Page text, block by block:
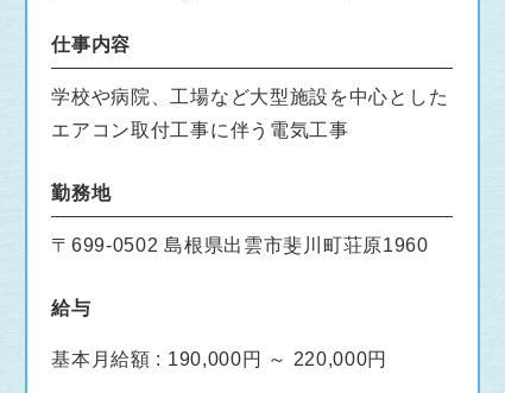
仕事内容
学校や病院、工場など大型施設を中心とした
エアコン取付工事に伴う電気工事
勤務地
〒699-0502 島根県出雲市斐川町荘原1960
給与
基本月給額 : 190,000円 ～ 220,000円